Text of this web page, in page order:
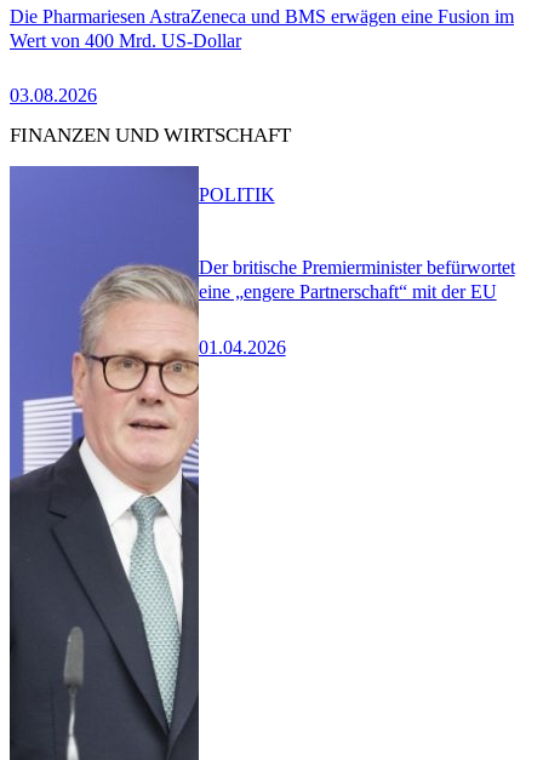
Die Pharmariesen AstraZeneca und BMS erwägen eine Fusion im
Wert von 400 Mrd. US-Dollar
03.08.2026
FINANZEN UND WIRTSCHAFT
Der britische Premierminister befürwortet
eine „engere Partnerschaft“ mit der EU
01.04.2026
POLITIK